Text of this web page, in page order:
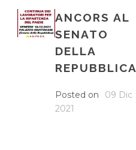
ANCORS AL
SENATO
DELLA
REPUBBLICA
Posted on
09 Dic
2021